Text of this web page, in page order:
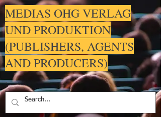
MEDIAS OHG VERLAG
UND PRODUKTION
(PUBLISHERS, AGENTS
AND PRODUCERS)
.